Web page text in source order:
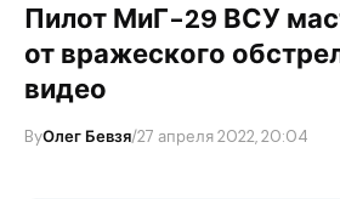
Пилот МиГ-29 ВСУ
от вражеского
видео
ByОлег Бевзя/27 апреля 2022, 20:04